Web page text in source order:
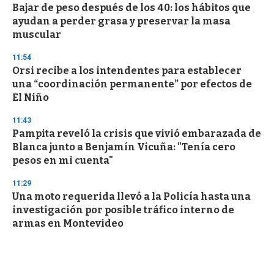
Bajar de peso después de los 40: los hábitos que
ayudan a perder grasa y preservar la masa
muscular
11:54
Orsi recibe a los intendentes para establecer
una “coordinación permanente” por efectos de
El Niño
11:43
Pampita reveló la crisis que vivió embarazada de
Blanca junto a Benjamín Vicuña: "Tenía cero
pesos en mi cuenta"
11:29
Una moto requerida llevó a la Policía hasta una
investigación por posible tráfico interno de
armas en Montevideo